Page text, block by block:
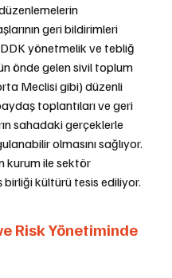
geri bildirimleri
yönetmelik ve tebliğ
önde gelen sivil toplum
Meclisi gibi) düzenli
toplantıları ve geri
sahadaki gerçeklerle
olmasını sağlıyor.
kurum ile sektör
birliği kültürü tesis ediliyor.
Risk Yönetiminde